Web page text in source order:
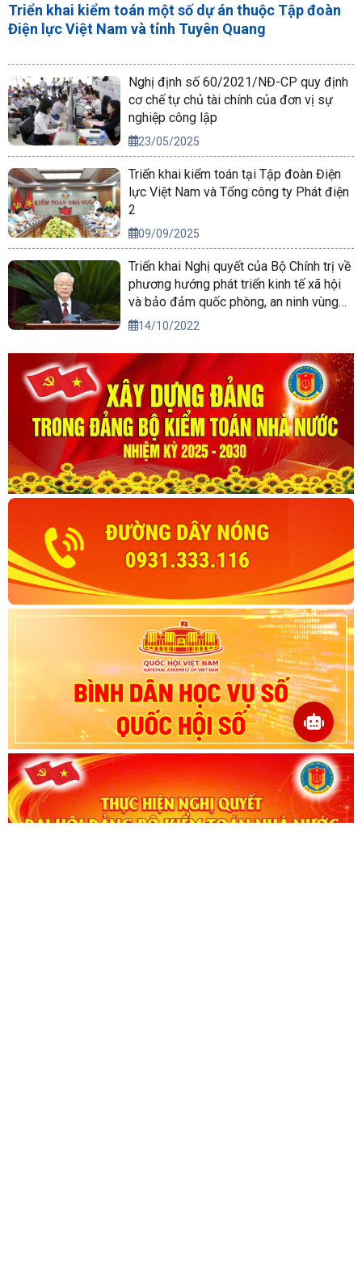
Triển khai kiểm toán một số dự án thuộc Tập đoàn
Điện lực Việt Nam và tỉnh Tuyên Quang
Nghị định số 60/2021/NĐ-CP quy định
cơ chế tự chủ tài chính của đơn vị sự
nghiệp công lập
23/05/2025
Triển khai kiểm toán tại Tập đoàn Điện
lực Việt Nam và Tổng công ty Phát điện
2
09/09/2025
Triển khai Nghị quyết của Bộ Chính trị về
phương hướng phát triển kinh tế xã hội
và bảo đảm quốc phòng, an ninh vùng
Tây Nguyên đến năm 2030, tầm nhìn
14/10/2022